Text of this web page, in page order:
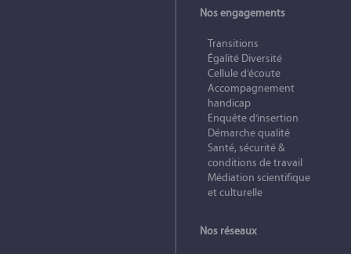
Nos engagements
Transitions
Égalité Diversité
Cellule d’écoute
Accompagnement
handicap
Enquête d’insertion
Démarche qualité
Santé, sécurité &
conditions de travail
Médiation scientifique
et culturelle
Nos réseaux